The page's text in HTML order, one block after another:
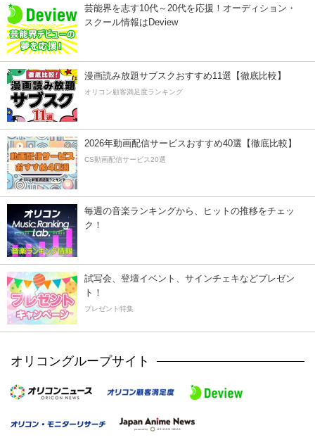
芸能界を志す10代～20代を応援！オーディション・
スクール情報はDeview
漫画読み放題サブスクおすすめ11選【徹底比較】
オリコン顧客満足度ランキング
2026年動画配信サービスおすすめ40選【徹底比較】
CS動画配信サービス20選
毎週の音楽ランキングから、ヒットの推移をチェッ
ク！
試写会、登壇イベント、サインチェキなどプレゼン
ト！
プレゼント特集
オリコングループサイト